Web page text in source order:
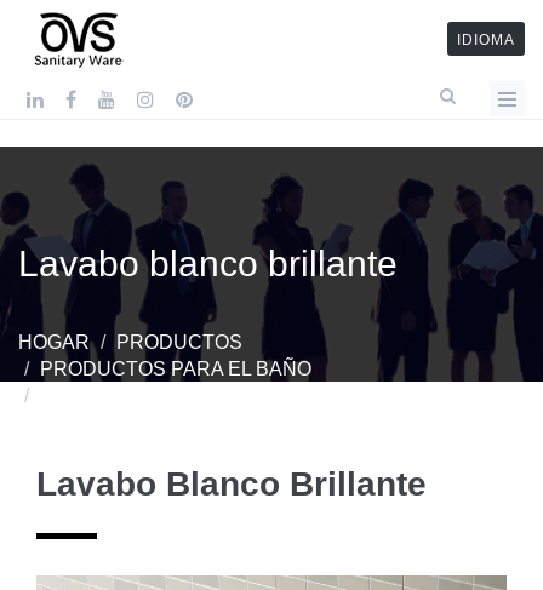
IDIOMA
Lavabo blanco brillante
HOGAR
PRODUCTOS
PRODUCTOS PARA EL BAÑO
Lavabo Blanco Brillante